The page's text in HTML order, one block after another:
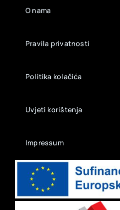
O nama
Pravila privatnosti
Politika kolačića
Uvjeti korištenja
Impressum